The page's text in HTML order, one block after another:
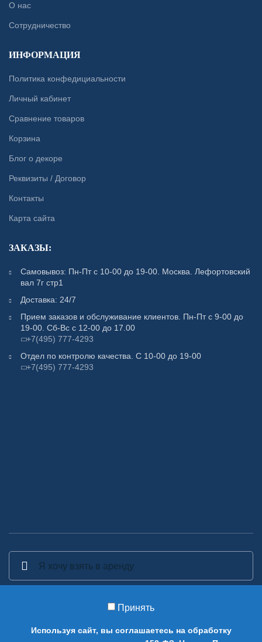
О нас
Сотрудничество
ИНФОРМАЦИЯ
Политика конфедициальности
Личный кабинет
Сравнение товаров
Корзина
Блог о декоре
Реквизиты / Договор
Контакты
Карта сайта
ЗАКАЗЫ:
Самовывоз: Пн-Пт с 10-00 до 19-00. Москва. Лефортовский
вал 7г стр1
Доставка: 24/7
Прием заказов и обслуживание клиентов. Пн-Пт с 9-00 до
19-00. Сб-Вс с 12-00 до 17.00
+7(495) 777-4293
Отдел по контролю качества. С 10-00 до 19-00
+7(495) 777-4293
предметов декора в Москве.
Принять
Используя сайт, вы соглашаетесь на обработку